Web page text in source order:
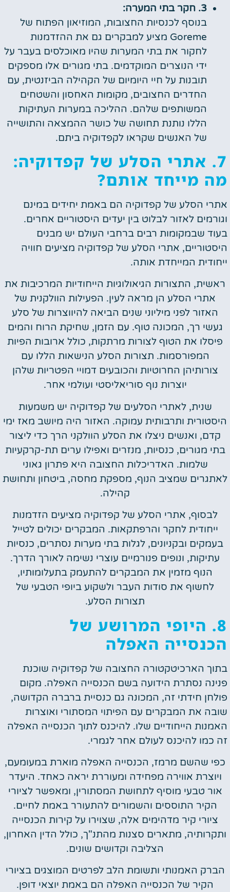
3. חקר בתי המערה:
בנוסף לכנסיות החצובות, המוזיאון הפתוח של
Goreme מציע למבקרים גם את ההזדמנות
לחקור את בתי המערות שהיו מאוכלסים בעבר על
ידי הנוצרים המוקדמים. בתי מגורים אלו מספקים
תובנות על חיי היומיום של הקהילה הביזנטית, עם
החדרים החצובים, מקומות האחסון והשטחים
המשותפים שלהם. ההליכה במערות העתיקות
הללו נותנת תחושה של כושר ההמצאה והתושייה
של האנשים שקראו לקפדוקיה ביתם.
7. אתרי הסלע של קפדוקיה:
מה מייחד אותם?
אתרי הסלע של קפדוקיה הם באמת יחידים במינם
וגורמים לאזור לבלוט בין יעדים היסטוריים אחרים.
בעוד שבמקומות רבים ברחבי העולם יש מבנים
היסטוריים, אתרי הסלע של קפדוקיה מציעים חוויה
ייחודית המייחדת אותה.
ראשית, התצורות הגיאולוגיות הייחודיות המרכיבות את
אתרי הסלע הן מראה לעין. הפעילות הוולקנית של
האזור לפני מיליוני שנים הביאה להיווצרות של סלע
געשי רך, המכונה טוף. עם הזמן, שחיקת הרוח והמים
פיסלו את הטוף לצורות מרתקות, כולל ארובות הפיות
המפורסמות. תצורות הסלע הנישאות הללו עם
צורותיהן החרוטיות והכובעים דמויי הפטריות שלהן
יוצרות נוף סוריאליסטי ועולמי אחר.
שנית, לאתרי הסלעים של קפדוקיה יש משמעות
היסטורית ותרבותית עמוקה. האזור היה מיושב מאז ימי
קדם, ואנשים ניצלו את הסלע הוולקני הרך כדי ליצור
בתי מגורים, כנסיות, מנזרים ואפילו ערים תת-קרקעיות
שלמות. האדריכלות החצובה היא פתרון גאוני
לאתגרים שמציב הנוף, מספקת מחסה, ביטחון ותחושת
קהילה.
לבסוף, אתרי הסלע של קפדוקיה מציעים הזדמנות
ייחודית לחקר והרפתקאות. המבקרים יכולים לטייל
בעמקים ובקניונים, לגלות בתי מערות נסתרים, כנסיות
עתיקות, ונופים פנורמיים עוצרי נשימה לאורך הדרך.
הנוף מזמין את המבקרים להתעמק בתעלומותיו,
לחשוף את סודות העבר ולשקוע ביופי הטבעי של
תצורות הסלע.
8. היופי המרושע של
הכנסייה האפלה
בתוך הארכיטקטורה החצובה של קפדוקיה שוכנת
פנינה נסתרת הידועה בשם הכנסייה האפלה. מקום
פולחן חידתי זה, המכונה גם כנסיית ברברה הקדושה,
שובה את המבקרים עם הפיתוי המסתורי ואוצרות
האמנות הייחודיים שלו. להיכנס לתוך הכנסייה האפלה
זה כמו להיכנס לעולם אחר לגמרי.
כפי שהשם מרמז, הכנסייה האפלה מוארת במעומעם,
ויוצרת אווירה מפחידה ומעוררת יראה כאחד. היעדר
אור טבעי מוסיף לתחושת המסתורין, ומאפשר לציורי
הקיר התוססים והשמורים להתעורר באמת לחיים.
ציורי קיר מדהימים אלה, שצוירו על קירות הכנסייה
ותקרותיה, מתארים סצנות מהתנ"ך, כולל הדין האחרון,
הצליבה וקדושים שונים.
הברק האמנותי ותשומת הלב לפרטים המוצגים בציורי
הקיר של הכנסייה האפלה הם באמת יוצאי דופן.